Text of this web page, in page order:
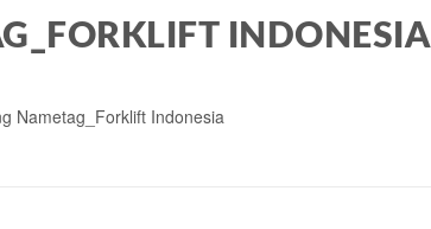
INDONESIA
Nametag_Forklift Indonesia